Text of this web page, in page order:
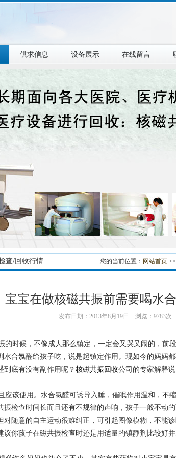
供求信息 设备展示 在线留言
查/回收行情 您的当前位置： 网站首页 >>
宝宝在做核磁共振前需要喝水
发布日期：2013年8月19日 浏览：9783次
时候，不像成人那么镇定，一定会又哭又闹的，前
水合氯醛给孩子吃，说是起镇定作用。现如今的妈妈
到底有没有副作用呢？ 核磁共振回收公司的专家解释说
该使用。水合氯醛可诱导入睡，催眠作用温和，不
振检查时间长而且还有不规律的声响，孩子一般不动
对随意的自主运动很难纠正，可引起图像模糊，不能
议你孩子在磁共振检查时还是用适量的镇静剂比较好并